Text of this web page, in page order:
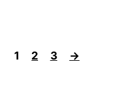
1 2 3 →